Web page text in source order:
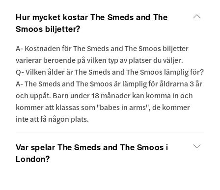
Hur mycket kostar The Smeds and The
Smoos biljetter?
A- Kostnaden för The Smeds and The Smoos biljetter
varierar beroende på vilken typ av platser du väljer.
Q- Vilken ålder är The Smeds and The Smoos lämplig för?
A- The Smeds and The Smoos är lämplig för åldrarna 3 år
och uppåt. Barn under 18 månader kan komma in och
kommer att klassas som "babes in arms", de kommer
inte att få någon plats.
Var spelar The Smeds and The Smoos i
London?